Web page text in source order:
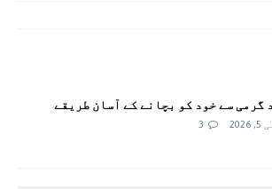
گرمی سے خود کو بچانے کے آسان طریقے
3